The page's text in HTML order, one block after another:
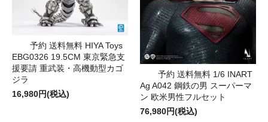
予約 送料無料 HIYA Toys
EBG0326 19.5CM 東京緊急支
援要請 重武装・高機動型カゴ
ジラ
16,980円(税込)
予約 送料無料 1/6 INART
Ag A042 鋼鉄の男 スーパーマ
ン 欧米男性フルセット
76,980円(税込)